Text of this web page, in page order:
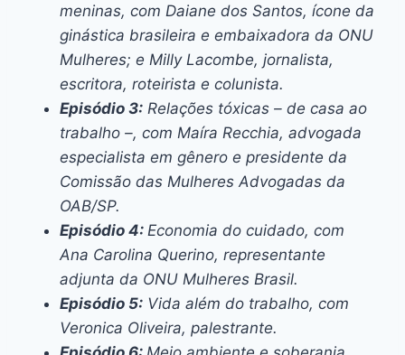
meninas, com Daiane dos Santos, ícone da
ginástica brasileira e embaixadora da ONU
Mulheres; e Milly Lacombe, jornalista,
escritora, roteirista e colunista.
Episódio 3: Relações tóxicas – de casa ao
trabalho –, com Maíra Recchia, advogada
especialista em gênero e presidente da
Comissão das Mulheres Advogadas da
OAB/SP.
Episódio 4: Economia do cuidado, com
Ana Carolina Querino, representante
adjunta da ONU Mulheres Brasil.
Episódio 5: Vida além do trabalho, com
Veronica Oliveira, palestrante.